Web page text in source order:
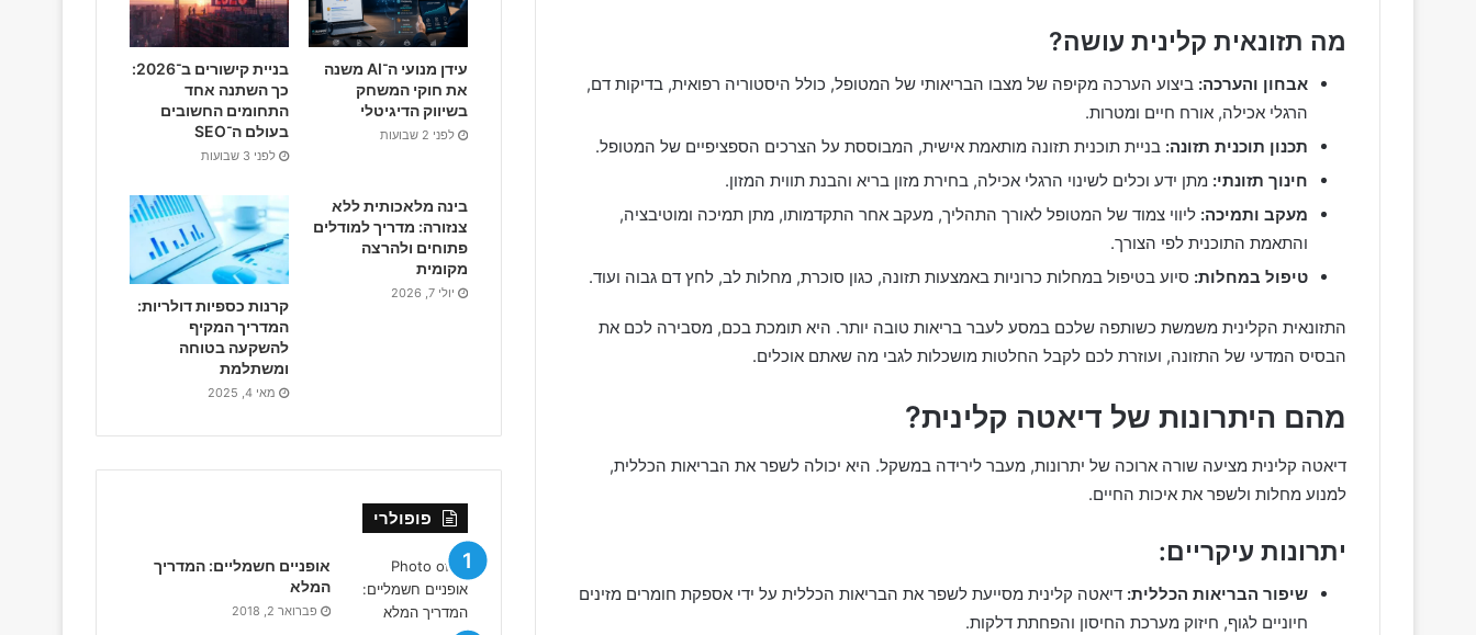
מה תזונאית קלינית עושה?
אבחון והערכה: ביצוע הערכה מקיפה של מצבו הבריאותי של המטופל, כולל היסטוריה רפואית, בדיקות דם,
הרגלי אכילה, אורח חיים ומטרות.
תכנון תוכנית תזונה: בניית תוכנית תזונה מותאמת אישית, המבוססת על הצרכים הספציפיים של המטופל.
חינוך תזונתי: מתן ידע וכלים לשינוי הרגלי אכילה, בחירת מזון בריא והבנת תווית המזון.
מעקב ותמיכה: ליווי צמוד של המטופל לאורך התהליך, מעקב אחר התקדמותו, מתן תמיכה ומוטיבציה,
והתאמת התוכנית לפי הצורך.
טיפול במחלות: סיוע בטיפול במחלות כרוניות באמצעות תזונה, כגון סוכרת, מחלות לב, לחץ דם גבוה ועוד.
התזונאית הקלינית משמשת כשותפה שלכם במסע לעבר בריאות טובה יותר. היא תומכת בכם, מסבירה לכם את
הבסיס המדעי של התזונה, ועוזרת לכם לקבל החלטות מושכלות לגבי מה שאתם אוכלים.
מהם היתרונות של דיאטה קלינית?
דיאטה קלינית מציעה שורה ארוכה של יתרונות, מעבר לירידה במשקל. היא יכולה לשפר את הבריאות הכללית,
למנוע מחלות ולשפר את איכות החיים.
יתרונות עיקריים:
שיפור הבריאות הכללית: דיאטה קלינית מסייעת לשפר את הבריאות הכללית על ידי אספקת חומרים מזינים
חיוניים לגוף, חיזוק מערכת החיסון והפחתת דלקות.
o
o
k
עידן מנועי ה־AI משנה
את חוקי המשחק
בשיווק הדיגיטלי
לפני 2 שבועות
בניית קישורים ב־2026:
כך השתנה אחד
התחומים החשובים
בעולם ה־SEO
לפני 3 שבועות
בינה מלאכותית ללא
צנזורה: מדריך למודלים
פתוחים ולהרצה
מקומית
יולי 7, 2026
קרנות כספיות דולריות:
המדריך המקיף
להשקעה בטוחה
ומשתלמת
מאי 4, 2025
פופולרי
אופניים חשמליים: המדריך
המלא
פברואר 2, 2018